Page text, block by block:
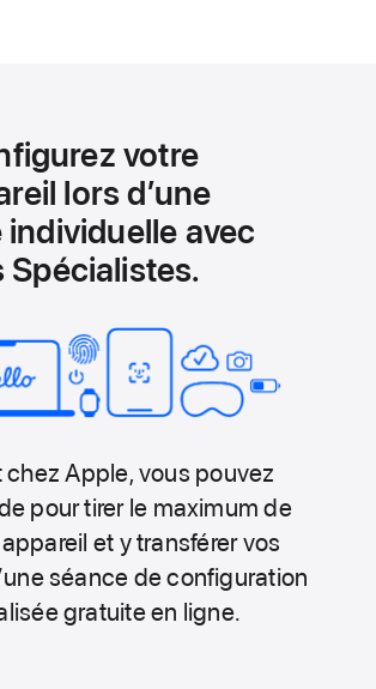
votre
lors d’une
individuelle avec
Spécialistes.
Apple, vous pouvez
pour tirer le maximum de
et y transférer vos
séance de configuration
gratuite en ligne.